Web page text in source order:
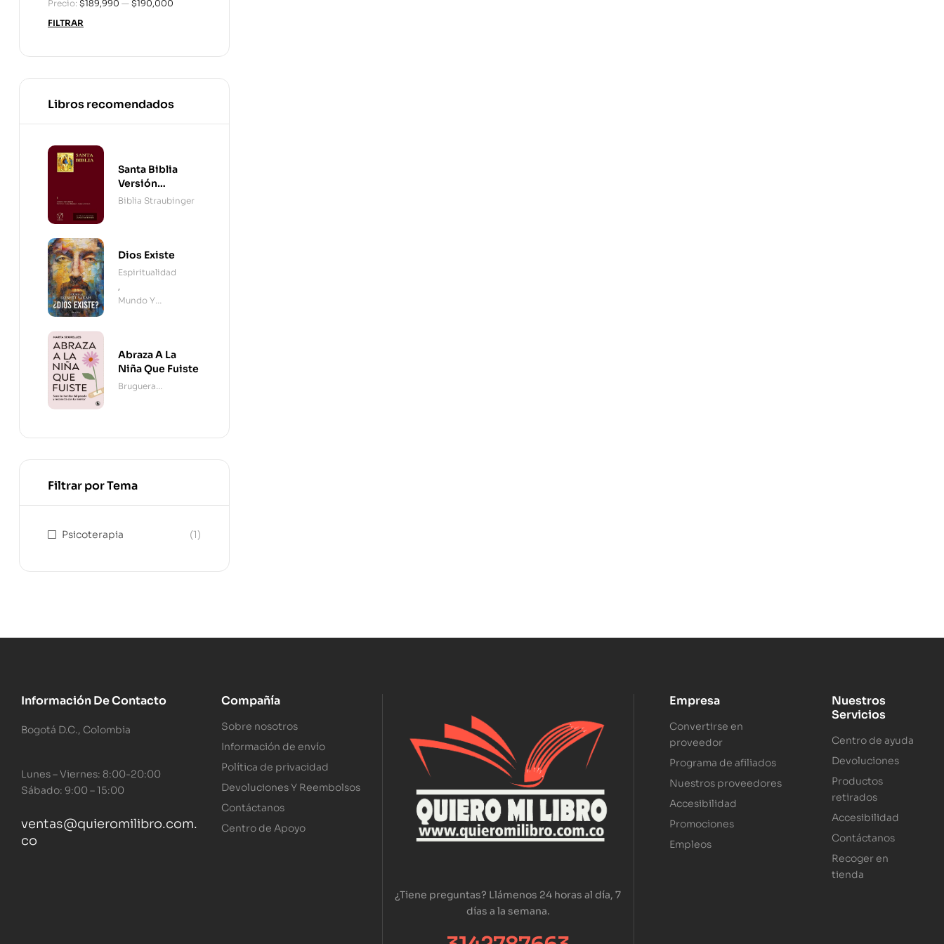
FILTRAR
Precio: $189,990 — $190,000
Libros recomendados
Santa Biblia
Versión
Straubinger - 2
Biblia Straubinger
Dios Existe
Espiritualidad
,
Mundo Y
Abraza A La
Niña Que Fuiste
Bruguera
Filtrar por Tema
Psicoterapia (1)
Información De Contacto
Bogotá D.C., Colombia
Lunes – Viernes: 8:00-20:00
Sábado: 9:00 – 15:00
ventas@quieromilibro.com.
co
Compañía
Sobre nosotros
Información de envío
Política de privacidad
Devoluciones Y Reembolsos
Contáctanos
Centro de Apoyo
¿Tiene preguntas? Llámenos 24 horas al día, 7
días a la semana.
Empresa
Convertirse en
proveedor
Programa de afiliados
Nuestros proveedores
Accesibilidad
Promociones
Empleos
Nuestros
Servicios
Centro de ayuda
Devoluciones
Productos
retirados
Accesibilidad
Contáctanos
Recoger en
tienda